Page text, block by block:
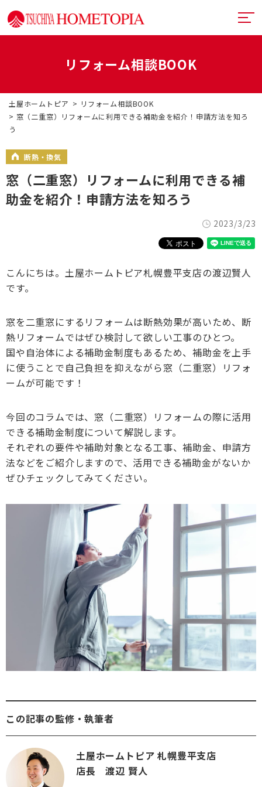
提案力
デザイン
満足度向上
リフォームメニュー
戸建てリフォーム
マンションリフォーム
DI窓
OKUリノベーション
古民家／町家
太陽光発電システム
エクステリアリフォーム
二世帯住宅リフォーム
バリアフリー
ご高齢者のためのリフォーム
バリアフリー施工事例
介護保険事業「らく介」
リフォーム補助金
空き家・空き室の活用
お近くのショールーム
イベント情報
ご相談・資料請求はこちら
お見積り・お問合わせ
資料請求
会社情報
採用情報
お問合わせ
リフォーム相談BOOK
土屋ホームトピア
リフォーム相談BOOK
窓（二重窓）リフォームに利用できる補助金を紹介！申請方法を知ろ
う
断熱・換気
窓（二重窓）リフォームに利用できる補
助金を紹介！申請方法を知ろう
2023/3/23
こんにちは。土屋ホームトピア札幌豊平支店の渡辺賢人
です。
窓を二重窓にするリフォームは断熱効果が高いため、断
熱リフォームではぜひ検討して欲しい工事のひとつ。
国や自治体による補助金制度もあるため、補助金を上手
に使うことで自己負担を抑えながら窓（二重窓）リフォ
ームが可能です！
今回のコラムでは、窓（二重窓）リフォームの際に活用
できる補助金制度について解説します。
それぞれの要件や補助対象となる工事、補助金、申請方
法などをご紹介しますので、活用できる補助金がないか
ぜひチェックしてみてください。
この記事の監修・執筆者
土屋ホームトピア 札幌豊平支店
店長 渡辺 賢人